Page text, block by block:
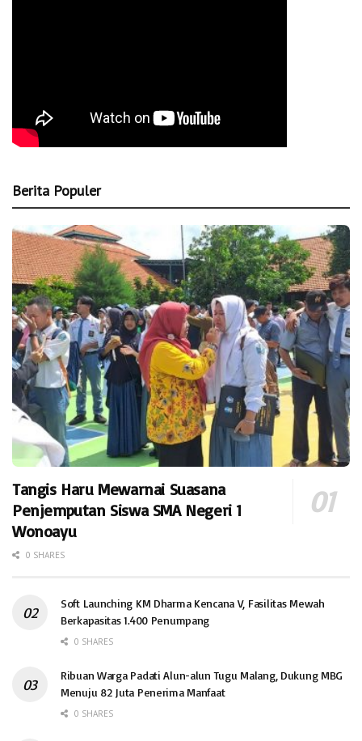
Berita Populer
Tangis Haru Mewarnai Suasana
Penjemputan Siswa SMA Negeri 1
Wonoayu
0 SHARES
Soft Launching KM Dharma Kencana V, Fasilitas Mewah
Berkapasitas 1.400 Penumpang
0 SHARES
Ribuan Warga Padati Alun-alun Tugu Malang, Dukung MBG
Menuju 82 Juta Penerima Manfaat
0 SHARES